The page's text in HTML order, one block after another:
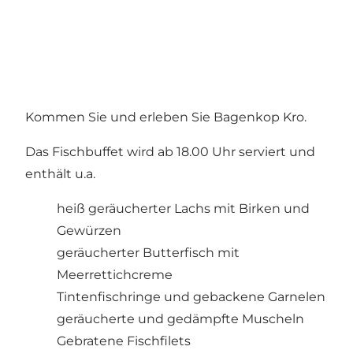
Kommen Sie und erleben Sie Bagenkop Kro.
Das Fischbuffet wird ab 18.00 Uhr serviert und
enthält u.a.
heiß geräucherter Lachs mit Birken und
Gewürzen
geräucherter Butterfisch mit
Meerrettichcreme
Tintenfischringe und gebackene Garnelen
geräucherte und gedämpfte Muscheln
Gebratene Fischfilets